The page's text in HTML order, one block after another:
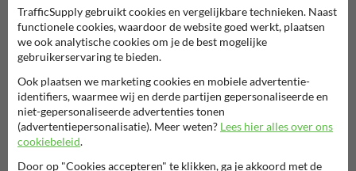
Productcategorieën in deze groep
TrafficSupply gebruikt cookies en vergelijkbare technieken. Naast
functionele cookies, waardoor de website goed werkt, plaatsen
we ook analytische cookies om je de best mogelijke
gebruikerservaring te bieden.
Ook plaatsen we marketing cookies en mobiele advertentie-
identifiers, waarmee wij en derde partijen gepersonaliseerde en
niet-gepersonaliseerde advertenties tonen
(advertentiepersonalisatie). Meer weten? Lees hier alles over ons
cookiebeleid.
Door op "Cookies accepteren" te klikken, ga je akkoord met de